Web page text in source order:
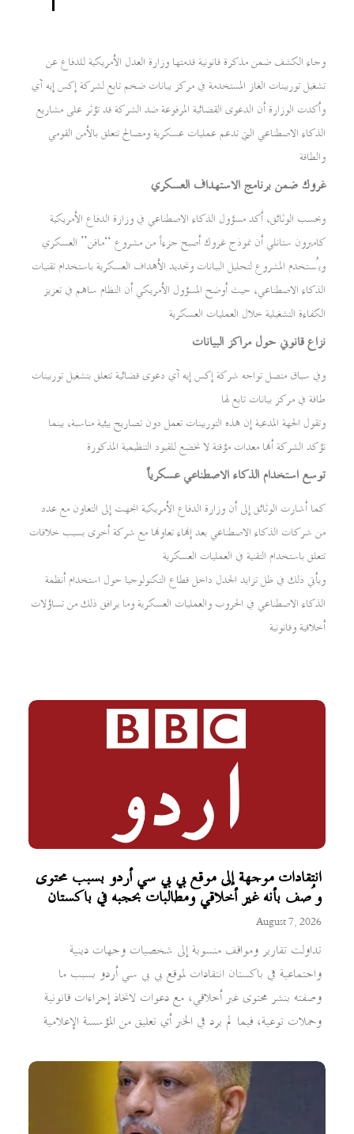
انتقادات موجهة إلى موقع بي بي سي أردو بسبب محتوى
وُصف بأنه غير أخلاقي ومطالبات بحجبه في باكستان
August 7, 2026
تداولت تقارير ومواقف منسوبة إلى شخصيات وجهات دينية
واجتماعية في باكستان انتقادات لموقع بي بي سي أردو بسبب ما
وصفته بنشر محتوى غير أخلاقي، مع دعوات لاتخاذ إجراءات قانونية
وحملات توعية، فيما لم يرد في الخبر أي تعليق من المؤسسة الإعلامية
وجاء الكشف ضمن مذكرة قانونية قدمتها وزارة العدل الأمريكية للدفاع عن
تشغيل توربينات الغاز المستخدمة في مركز بيانات ضخم تابع لشركة إكس إيه آي
وأكدت الوزارة أن الدعوى القضائية المرفوعة ضد الشركة قد تؤثر على مشاريع
الذكاء الاصطناعي التي تدعم عمليات عسكرية ومصالح تتعلق بالأمن القومي
والطاقة
غروك ضمن برنامج الاستهداف العسكري
وبحسب الوثائق، أكد مسؤول الذكاء الاصطناعي في وزارة الدفاع الأمريكية
كاميرون ستانلي أن نموذج غروك أصبح جزءاً من مشروع “مافن” العسكري
ويُستخدم المشروع لتحليل البيانات وتحديد الأهداف العسكرية باستخدام تقنيات
الذكاء الاصطناعي، حيث أوضح المسؤول الأمريكي أن النظام ساهم في تعزيز
الكفاءة التشغيلية خلال العمليات العسكرية
نزاع قانوني حول مراكز البيانات
وفي سياق متصل تواجه شركة إكس إيه آي دعوى قضائية تتعلق بتشغيل توربينات
طاقة في مركز بيانات تابع لها
وتقول الجهة المدعية إن هذه التوربينات تعمل دون تصاريح بيئية مناسبة، بينما
تؤكد الشركة أنها معدات مؤقتة لا تخضع للقيود التنظيمية المذكورة
توسع استخدام الذكاء الاصطناعي عسكرياً
كما أشارت الوثائق إلى أن وزارة الدفاع الأمريكية اتجهت إلى التعاون مع عدد
من شركات الذكاء الاصطناعي بعد إنهاء تعاونها مع شركة أخرى بسبب خلافات
تتعلق باستخدام التقنية في العمليات العسكرية
ويأتي ذلك في ظل تزايد الجدل داخل قطاع التكنولوجيا حول استخدام أنظمة
الذكاء الاصطناعي في الحروب والعمليات العسكرية وما يرافق ذلك من تساؤلات
أخلاقية وقانونية